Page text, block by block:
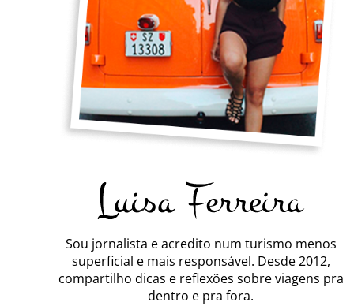
Sou jornalista e acredito num turismo menos
superficial e mais responsável. Desde 2012,
compartilho dicas e reflexões sobre viagens pra
dentro e pra fora.